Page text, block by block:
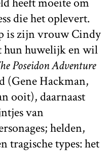
die het oplevert.
is zijn vrouw Cindy
hun huwelijk en wil
Poseidon Adventure
(Gene Hackman,
ooit), daarnaast
van
helden,
tragische types: het